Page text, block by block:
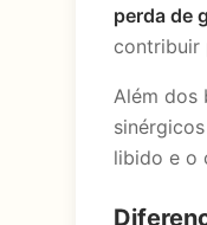
perda de
contribuir
Além dos
libido e o